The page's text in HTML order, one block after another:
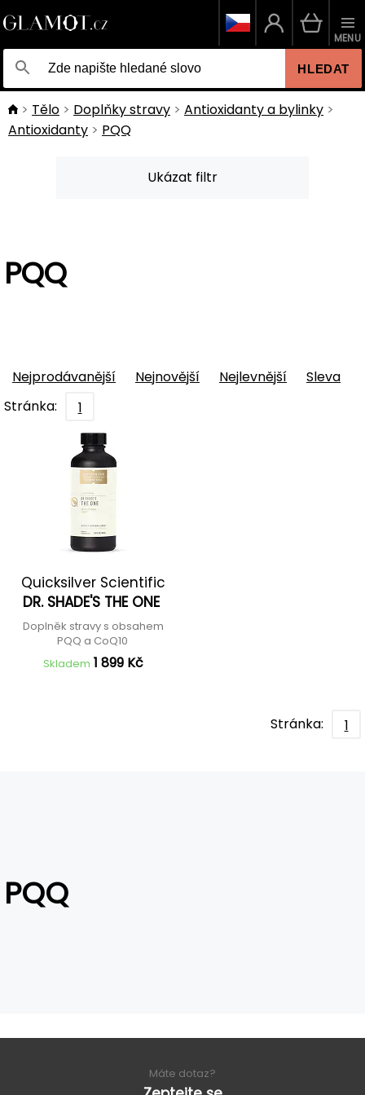
HLEDAT
MENU
Tělo Doplňky stravy
Antioxidanty a bylinky
Antioxidanty
PQQ
Ukázat filtr
PQQ
Nejprodávanější Nejnovější Nejlevnější
Sleva
Stránka:
1
Quicksilver Scientific
DR. SHADE'S THE ONE
Doplněk stravy s obsahem
PQQ a CoQ10
Skladem 1 899 Kč
Stránka: 1
PQQ
Máte dotaz?